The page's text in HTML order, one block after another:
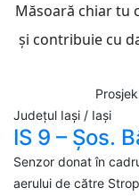
Măsoară chiar tu
și contribuie cu
Județul Iași / Iași
IS 9 – Șos.
Senzor donat în
aerului de către